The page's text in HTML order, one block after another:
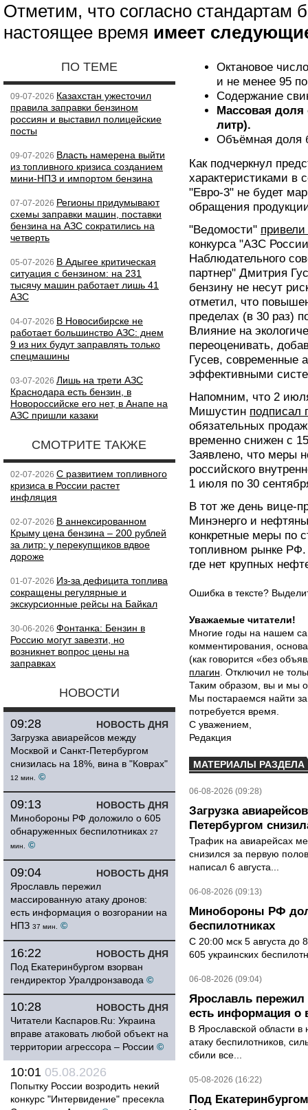
Отметим, что согласно стандартам
настоящее время имеет
ПО ТЕМЕ
09-07-2026 Казахстан ужесточил
правила заправки бензином
россиян и выставил полицейские
посты
09-07-2026 Власть намерена выйти
из топливного кризиса созданием
мини-НПЗ и импортом бензина
07-07-2026 Регионы придумывают
схемы заправки машин, поставки
бензина на АЗС сократились на
четверть
05-07-2026 В Адыгее критическая
ситуация с бензином: на 231
тысячу машин работает лишь 41
АЗС
04-07-2026 В Новосибирске не
работает большинство АЗС: днем
9 из них будут заправлять только
спецмашины
03-07-2026 Лишь на трети АЗС
Краснодара есть бензин, в
Новороссийске его нет, в Анапе на
АЗС пришли казаки
СМОТРИТЕ ТАКЖЕ
02-07-2026 С развитием топливного
кризиса в России растет
инфляция
02-07-2026 В аннексированном
Крыму цена бензина – 200 рублей
за литр: у перекупщиков вдвое
дороже
01-07-2026 Из-за дефицита топлива
сокращены регулярные и
экскурсионные рейсы на Байкал
30-06-2026 Фонтанка: Бензин в
Россию могут завезти, но
возникнет вопрос цены на
заправках
НОВОСТИ
НОВОСТЬ ДНЯ
09:28
Загрузка авиарейсов между
Москвой и Санкт-Петербургом
снизилась на 18%, вина в "Коврах"
12 мин. ©
НОВОСТЬ ДНЯ
09:13
Минобороны РФ доложило о 605
обнаруженных беспилотниках 27
мин.
©
НОВОСТЬ ДНЯ
09:04
Ярославль пережил
массированную атаку дронов:
есть информация о возгорании на
НПЗ 37 мин. ©
НОВОСТЬ ДНЯ
16:22
Под Екатеринбургом взорван
гендиректор Уралдронзавода ©
НОВОСТЬ ДНЯ
10:28
Читатели Каспаров.Ru: Украина
вправе атаковать любой объект на
территории агрессора – России ©
10:01 05.08.2026
Попытку России возродить некий
конкурс "Интервидение" пресекла
Октановое
и не менее 95
Содержание
Массовая доля
литр).
Объёмная доля
Как подчеркнул
характеристиками в
"Евро-3" не будет
обращения
"Ведомости"
конкурса "АЗС
Наблюдательного
партнер" Дмитрия
бензину не несут
отметил, что
пределах (в 30 раз)
Влияние на
переоценивать,
Гусев, современные
эффективными
Напомним, что 2
Мишустин подписал
обязательных
временно снижен с
Заявлено, что меры
российского
1 июля по 30
В тот же день вице-
Минэнерго и
конкретные меры по
топливном рынке РФ.
где нет крупных
Ошибка в тексте?
Уважаемые читатели!
Многие годы на нашем
комментирования,
(как говорится «без
плагин . Отключил не
Таким образом, вы и мы
Мы постараемся найти
потребуется время.
С уважением,
Редакция
МАТЕРИАЛЫ РАЗДЕЛА
06-08-2026 (09:28)
Загрузка
Петербургом
Трафик на авиарейсах
снизился за первую
написал 6 августа...
06-08-2026 (09:13)
Минобороны РФ
беспилотниках
С 20:00 мск 5 августа до
605 украинских
06-08-2026 (09:04)
Ярославль пережил
есть информация о
В Ярославской области в
атаку беспилотников,
сбили все...
05-08-2026 (16:22)
Под